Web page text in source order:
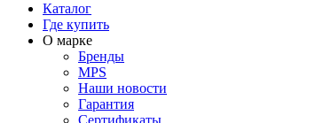
Каталог
Где купить
О марке
Бренды
MPS
Наши новости
Гарантия
Сертификаты